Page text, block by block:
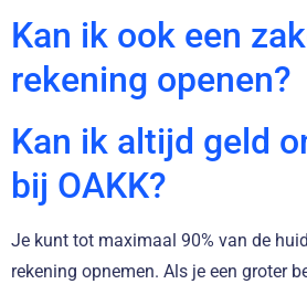
Kan ik ook een
rekening openen?
Kan ik altijd geld
bij OAKK?
Je kunt tot maximaal 90% van de
rekening opnemen. Als je een groter